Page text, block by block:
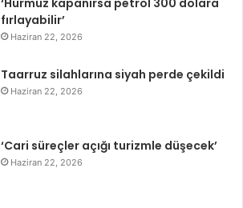
‘Hürmüz kapanırsa petrol 300 dolara
fırlayabilir’
Haziran 22, 2026
Taarruz silahlarına siyah perde çekildi
Haziran 22, 2026
‘Cari süreçler açığı turizmle düşecek’
Haziran 22, 2026